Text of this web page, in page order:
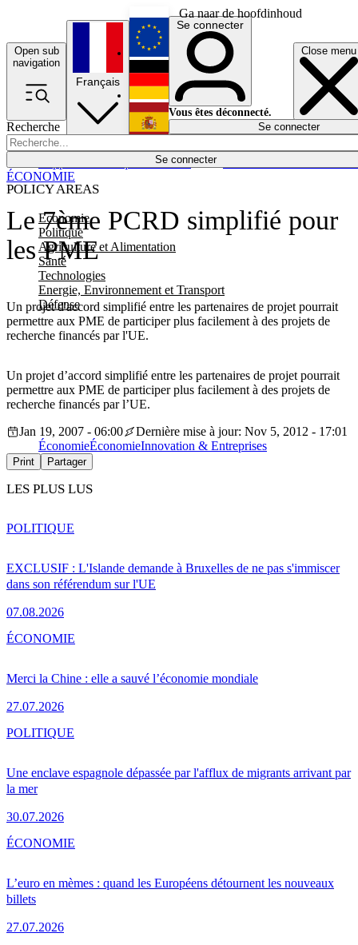
Ga naar de hoofdinhoud
Open sub
navigation
Close menu
Recherche
Se connecter
POLICY AREAS
Economie
Politique
Agriculture et Alimentation
Santé
Technologies
Energie, Environnement et Transport
Défense
Économie
Français
English
Deutsch
Español
Se connecter
Vous êtes déconnecté.
Se connecter
Le 7ème PCRD simplifié pour
les PME
Un projet d'accord simplifié entre les partenaires de projet pourrait
permettre aux PME de participer plus facilement à des projets de
recherche financés par l'UE.
ÉCONOMIE
Un projet d’accord simplifié entre les partenaires de projet pourrait
permettre aux PME de participer plus facilement à des projets de
recherche financés par l’UE.
Jan 19, 2007 - 06:00
Dernière mise à jour: Nov 5, 2012 - 17:01
ÉconomieÉconomieInnovation & Entreprises
Print Partager
LES PLUS LUS
EXCLUSIF : L'Islande demande à Bruxelles de ne pas s'immiscer
dans son référendum sur l'UE
07.08.2026
POLITIQUE
Merci la Chine : elle a sauvé l’économie mondiale
27.07.2026
ÉCONOMIE
Une enclave espagnole dépassée par l'afflux de migrants arrivant par
la mer
30.07.2026
POLITIQUE
L’euro en mèmes : quand les Européens détournent les nouveaux
billets
27.07.2026
ÉCONOMIE